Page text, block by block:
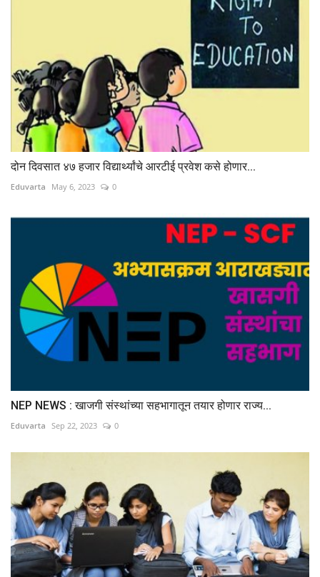
दोन दिवसात ४७ हजार विद्यार्थ्यांचे आरटीई प्रवेश कसे होणार...
Eduvarta May 6, 2023 0
NEP NEWS : खाजगी संस्थांच्या सहभागातून तयार होणार राज्य...
Eduvarta Sep 22, 2023 0